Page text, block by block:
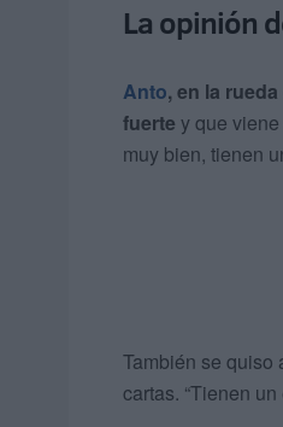
La opinión
Anto, en la
fuerte y que
muy bien, tienen
También se quiso
cartas. “Tienen